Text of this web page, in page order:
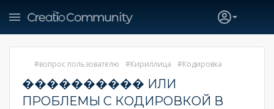
вопрос пользователю Кириллица Кодировка
���������� ИЛИ
ПРОБЛЕМЫ С КОДИРОВКОЙ В